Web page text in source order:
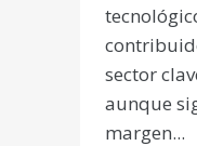
sector
aunque
margen...